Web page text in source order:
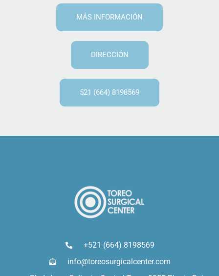
MÁS INFORMACIÓN
DIRECCIÓN
521 (664) 8198569
+521 (664) 8198569
info@toreosurgicalcenter.com